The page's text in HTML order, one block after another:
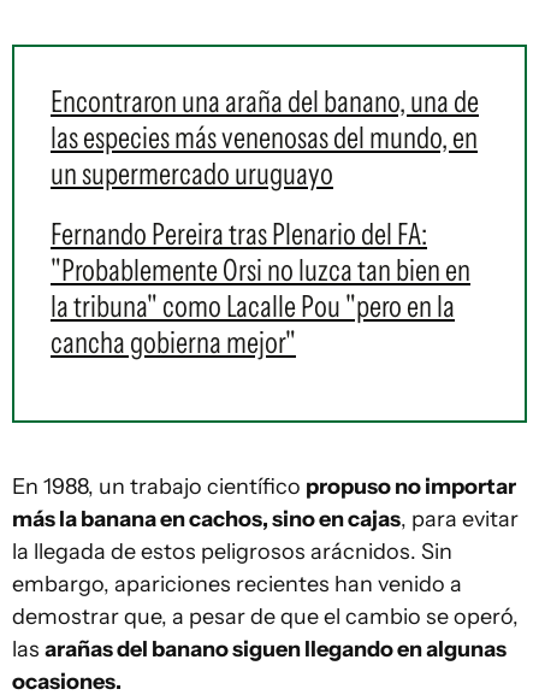
Encontraron una araña del banano, una de
las especies más venenosas del mundo, en
un supermercado uruguayo
Fernando Pereira tras Plenario del FA:
"Probablemente Orsi no luzca tan bien en
la tribuna" como Lacalle Pou "pero en la
cancha gobierna mejor"
En 1988, un trabajo científico propuso no importar
más la banana en cachos, sino en cajas, para evitar
la llegada de estos peligrosos arácnidos. Sin
embargo, apariciones recientes han venido a
demostrar que, a pesar de que el cambio se operó,
las arañas del banano siguen llegando en algunas
ocasiones.